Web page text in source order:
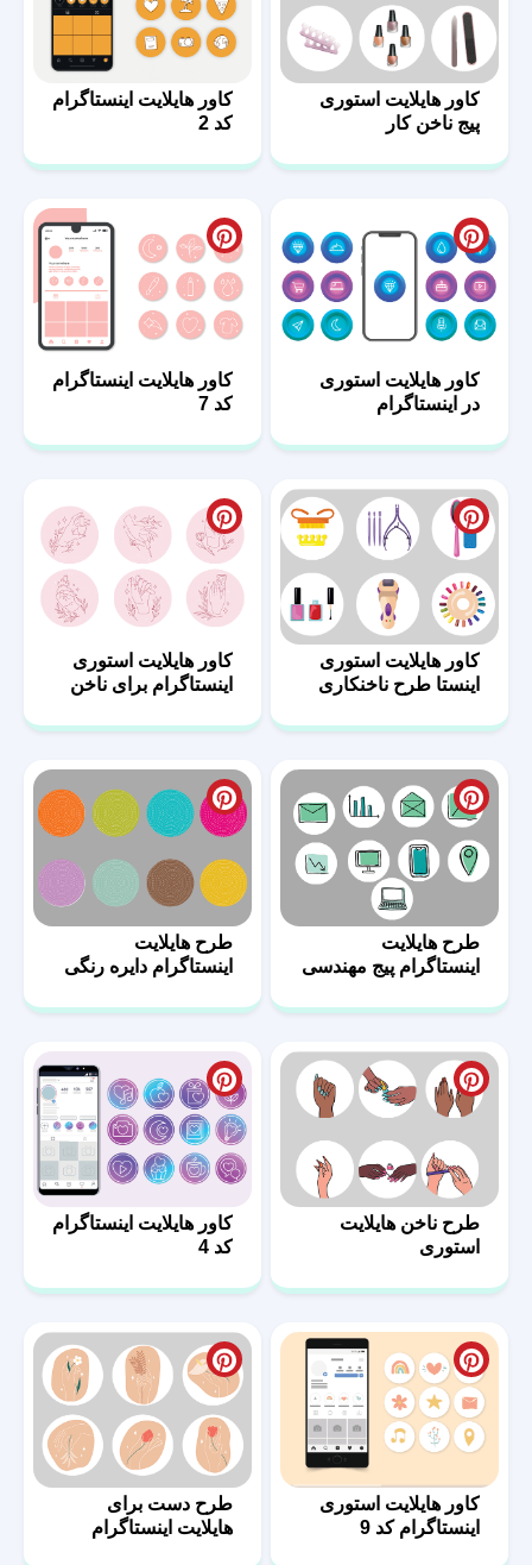
کاور هایلایت استوری
پیج ناخن کار
کاور هایلایت اینستاگرام
کد 2
کاور هایلایت استوری
در اینستاگرام
کاور هایلایت اینستاگرام
کد 7
کاور هایلایت استوری
اینستا طرح ناخنکاری
کاور هایلایت استوری
اینستاگرام برای ناخن
طرح هایلایت
اینستاگرام پیج مهندسی
طرح هایلایت
اینستاگرام دایره رنگی
طرح ناخن هایلایت
استوری
کاور هایلایت اینستاگرام
کد 4
کاور هایلایت استوری
اینستاگرام کد 9
طرح دست برای
هایلایت اینستاگرام